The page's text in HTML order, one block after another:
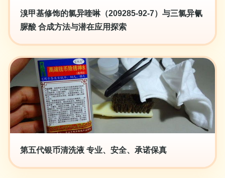
溴甲基修饰的氯异喹啉（209285-92-7）与三氯异氰
脲酸 合成方法与潜在应用探索
第五代银币清洗液 专业、安全、承诺保真